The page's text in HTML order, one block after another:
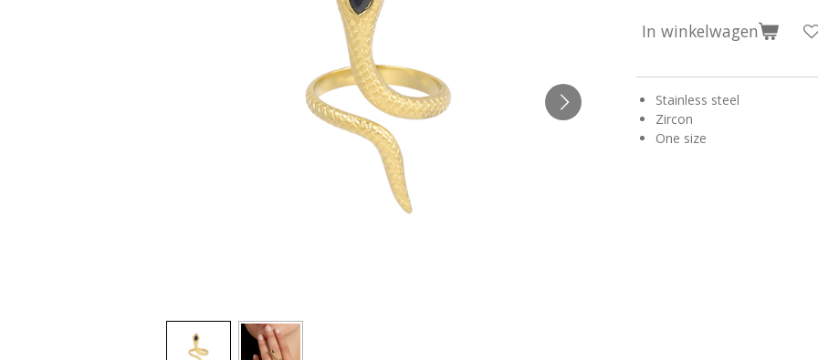
In winkelwagen
Stainless steel
Zircon
One size